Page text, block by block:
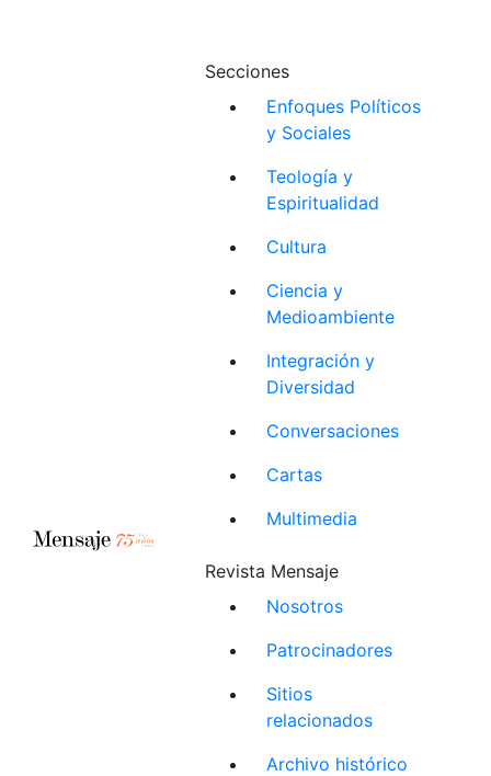
Secciones
Enfoques Políticos
y Sociales
Teología y
Espiritualidad
Cultura
Ciencia y
Medioambiente
Integración y
Diversidad
Conversaciones
Cartas
Multimedia
Revista Mensaje
Nosotros
Patrocinadores
Sitios
relacionados
Archivo histórico